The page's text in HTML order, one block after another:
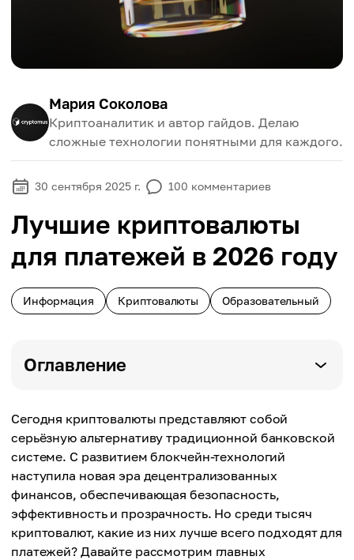
Мария Соколова
Криптоаналитик и автор гайдов. Делаю
сложные технологии понятными для каждого.
30 сентября 2025 г. 100 комментариев
Лучшие криптовалюты
для платежей в 2026 году
Информация Криптовалюты Образовательный
Оглавление
Сегодня криптовалюты представляют собой
серьёзную альтернативу традиционной банковской
системе. С развитием блокчейн-технологий
наступила новая эра децентрализованных
финансов, обеспечивающая безопасность,
эффективность и прозрачность. Но среди тысяч
криптовалют, какие из них лучше всего подходят для
платежей? Давайте рассмотрим главных